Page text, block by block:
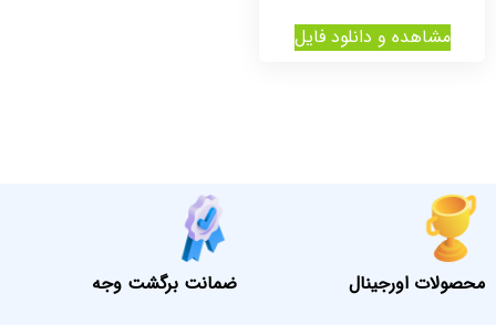
مشاهده و دانلود فایل
محصولات اورجینال ضمانت برگشت وجه